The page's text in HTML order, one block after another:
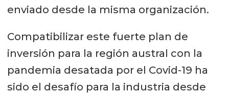
enviado desde la misma organización.
Compatibilizar este fuerte plan de
inversión para la región austral con la
pandemia desatada por el Covid-19 ha
sido el desafío para la industria desde